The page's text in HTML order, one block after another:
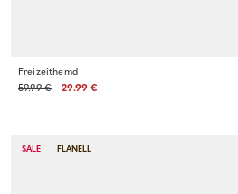
Freizeithemd
59.99 €
29.99 €
SALE FLANELL